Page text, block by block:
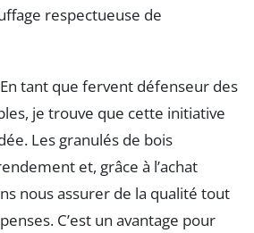
respectueuse de
En tant que fervent défenseur des
je trouve que cette initiative
Les granulés de bois
et, grâce à l’achat
nous assurer de la qualité tout
C’est un avantage pour